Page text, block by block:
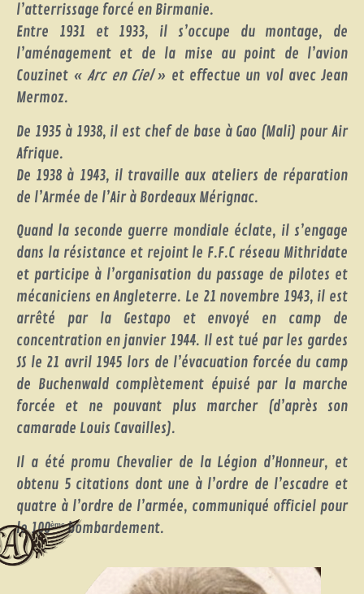
l’atterrissage forcé en Birmanie.
Entre 1931 et 1933, il s’occupe du montage, de
l’aménagement et de la mise au point de l’avion
Couzinet «Arc en Ciel» et effectue un vol avec Jean
Mermoz.
De 1935 à 1938, il est chef de base à Gao (Mali) pour Air
Afrique.
De 1938 à 1943, il travaille aux ateliers de réparation
de l’Armée de l’Air à Bordeaux Mérignac.
Quand la seconde guerre mondiale éclate, il s’engage
dans la résistance et rejoint le F.F.C réseau Mithridate
et participe à l’organisation du passage de pilotes et
mécaniciens en Angleterre. Le 21 novembre 1943, il est
arrêté par la Gestapo et envoyé en camp de
concentration en janvier 1944. Il est tué par les gardes
SS le 21 avril 1945 lors de l’évacuation forcée du camp
de Buchenwald complètement épuisé par la marche
forcée et ne pouvant plus marcher (d’après son
camarade Louis Cavailles).
Il a été promu Chevalier de la Légion d’Honneur, et
obtenu 5 citations dont une à l’ordre de l’escadre et
quatre à l’ordre de l’armée, communiqué officiel pour
le 100èmebombardement.